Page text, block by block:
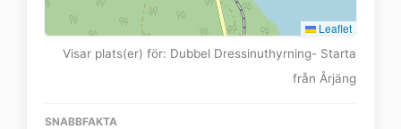
Leaflet
Visar plats(er) för: Dubbel Dressinuthyrning- Starta
från Årjäng
SNABBFAKTA